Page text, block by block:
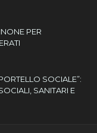
PER
SOCIALE”:
SANITARI E